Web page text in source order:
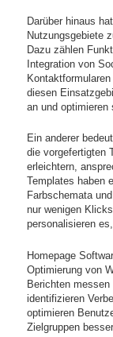
Darüber hinaus
Nutzungsgebiete
Dazu zählen
Integration von
diesen
an und optimieren
Ein anderer
die vorgefertigten
erleichtern,
Templates haben
Farbschemata
nur wenigen
personalisieren
Homepage
Optimierung von
Berichten
identifizieren
optimieren
Zielgruppen